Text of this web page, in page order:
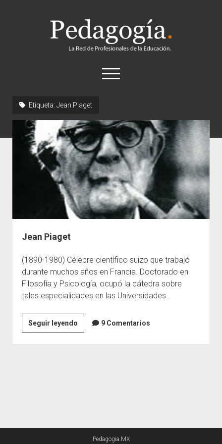
Pedagogía
abrir
el
Historia
Concepto
Entrevistas
Destacados
Biografías
Recursos
General
Etiqueta: Jean Piaget
Jean Piaget
(1890-1980) Célebre científico suizo que trabajó
durante muchos años en Francia. Doctorado en
Filosofía y Psicología, ocupó la cátedra sobre
tales especialidades en las Universidades…
Seguir leyendoJean
Piaget
9 Comentarios
Pedagogia.MX